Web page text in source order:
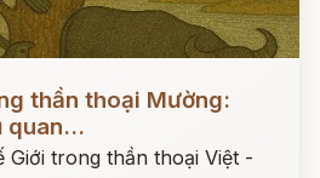
thần thoại Mường:
quan...
Giới trong thần thoại Việt -